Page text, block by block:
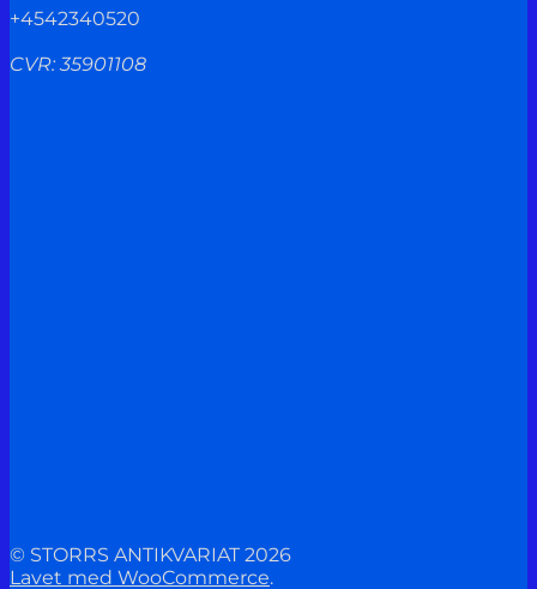
+4542340520
CVR: 35901108
© STORRS ANTIKVARIAT 2026
Lavet med WooCommerce.